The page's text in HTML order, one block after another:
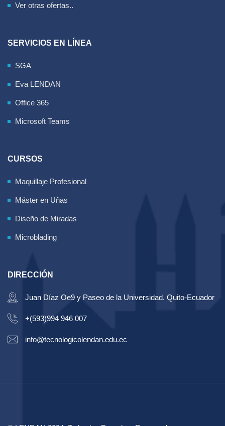
Ver otras ofertas..
SERVICIOS EN LÍNEA
SGA
Eva LENDAN
Office 365
Microsoft Teams
CURSOS
Maquillaje Profesional
Máster en Uñas
Diseño de Miradas
Microblading
DIRECCIÓN
Juan Díaz Oe9 y Paseo de la Universidad. Quito-Ecuador
+(593)994 946 007
info@tecnologicolendan.edu.ec